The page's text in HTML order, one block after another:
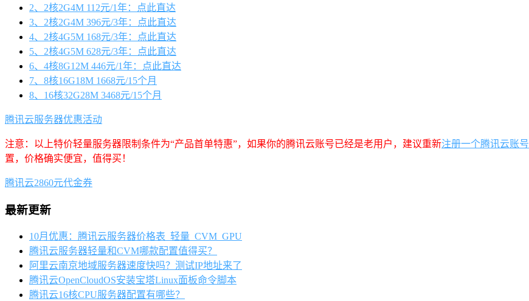
2、2核2G4M 112元/1年：点此直达
3、2核2G4M 396元/3年：点此直达
4、2核4G5M 168元/3年：点此直达
5、2核4G5M 628元/3年：点此直达
6、4核8G12M 446元/1年：点此直达
7、8核16G18M 1668元/15个月
8、16核32G28M 3468元/15个月
腾讯云服务器优惠活动
注意：以上特价轻量服务器限制条件为“产品首单特惠”，如果你的腾讯云账号已经是老用户，建议重新注册一个腾讯云账号
置，价格确实便宜，值得买！
腾讯云2860元代金券
最新更新
10月优惠：腾讯云服务器价格表_轻量_CVM_GPU
腾讯云服务器轻量和CVM哪款配置值得买？
阿里云南京地域服务器速度快吗？测试IP地址来了
腾讯云OpenCloudOS安装宝塔Linux面板命令脚本
腾讯云16核CPU服务器配置有哪些？